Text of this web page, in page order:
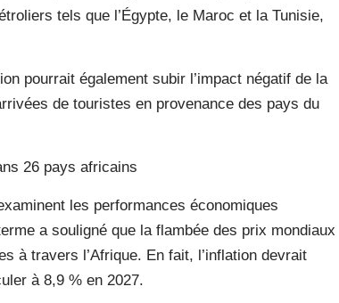
tels que l’Égypte, le Maroc et la Tunisie,
pourrait également subir l’impact négatif de la
de touristes en provenance des pays du
26 pays africains
les performances économiques
a souligné que la flambée des prix mondiaux
à travers l’Afrique. En fait, l’inflation devrait
à 8,9 % en 2027.